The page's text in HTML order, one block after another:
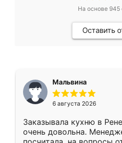
На основе 945
Оставить
Мальвина
6 августа 2026
Заказывала кухню в
очень довольна.